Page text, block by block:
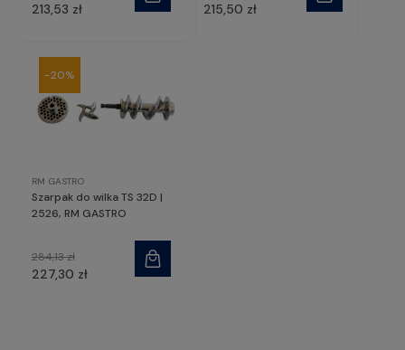
213,53 zł 215,50 zł
RM GASTRO
Szarpak do wilka TS 32D |
2526, RM GASTRO
227,30 zł
284,13 zł
-20%